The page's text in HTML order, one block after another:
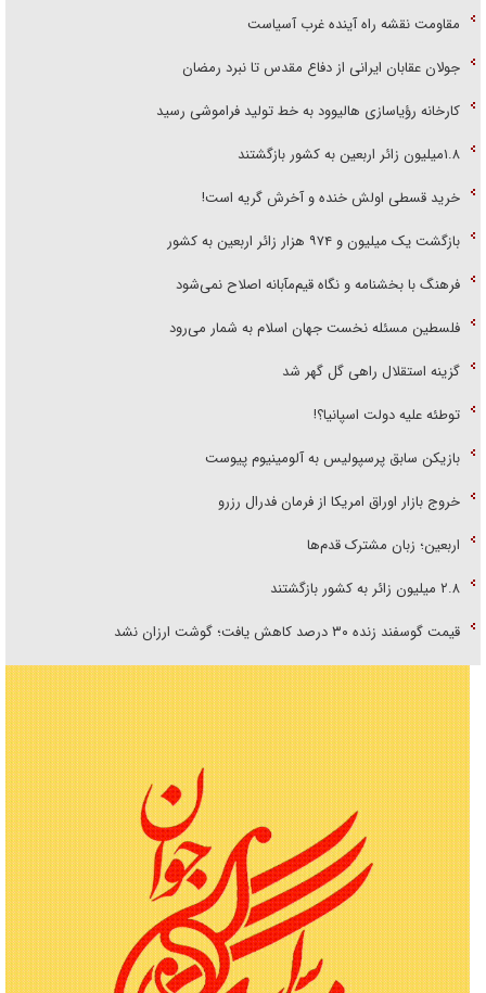
مقاومت نقشه راه آینده غرب آسیاست
جولان عقابان ایرانی از دفاع مقدس تا نبرد رمضان
کارخانه رؤیاسازی هالیوود به خط تولید فراموشی رسید
۱.۸میلیون زائر اربعین به کشور بازگشتند
خرید قسطی اولش خنده و آخرش گریه است!
بازگشت یک میلیون و ۹۷۴ هزار زائر اربعین به کشور
فرهنگ با بخشنامه و نگاه قیم‌مآبانه اصلاح نمی‌شود
فلسطین مسئله نخست جهان اسلام به شمار می‌رود
گزینه استقلال راهی گل گهر شد
توطئه علیه دولت اسپانیا؟!
بازیکن سابق پرسپولیس به آلومینیوم پیوست
خروج بازار اوراق امریکا از فرمان فدرال رزرو
اربعین؛ زبان مشترک قدم‌ها
۲.۸ میلیون زائر به کشور بازگشتند
قیمت گوسفند زنده ۳۰ درصد کاهش یافت؛ گوشت ارزان نشد